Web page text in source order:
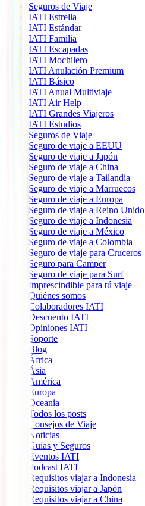
Seguros de Viaje
IATI Estrella
IATI Estándar
IATI Familia
IATI Escapadas
IATI Mochilero
IATI Anulación Premium
IATI Básico
IATI Anual Multiviaje
IATI Air Help
IATI Grandes Viajeros
IATI Estudios
Seguros de Viaje
Seguro de viaje a EEUU
Seguro de viaje a Japón
Seguro de viaje a China
Seguro de viaje a Tailandia
Seguro de viaje a Marruecos
Seguro de viaje a Europa
Seguro de viaje a Reino Unido
Seguro de viaje a Indonesia
Seguro de viaje a México
Seguro de viaje a Colombia
Seguro de viaje para Cruceros
Seguro para Camper
Seguro de viaje para Surf
Imprescindible para tú viaje
Quiénes somos
Colaboradores IATI
Descuento IATI
Opiniones IATI
Soporte
Blog
África
Ásia
América
Europa
Oceania
Todos los posts
Consejos de Viaje
Noticias
Guías y Seguros
Eventos IATI
Podcast IATI
Requisitos viajar a Indonesia
Requisitos viajar a Japón
Requisitos viajar a China